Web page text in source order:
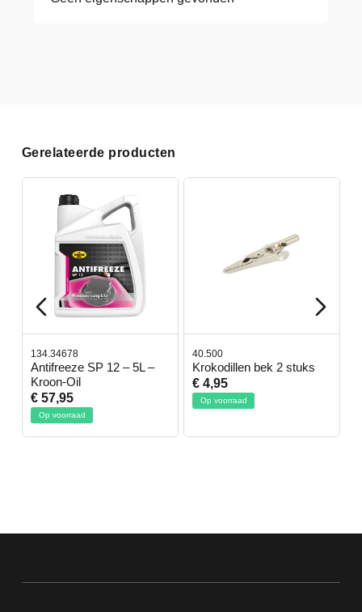
Gerelateerde producten
134.34678
Antifreeze SP 12 – 5L –
Kroon-Oil
€ 57,95
Op voorraad
40.500
Krokodillen bek 2 stuks
€ 4,95
Op voorraad